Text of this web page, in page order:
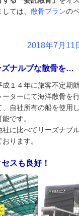
ては、 散骨プランの
2018年7月11
ズナルブな散骨を…
１４年に旅客不定期
ターにて海洋散骨を
自社所有の船を使用
です。
に比べてリーズナブ
ります。
スも良好！